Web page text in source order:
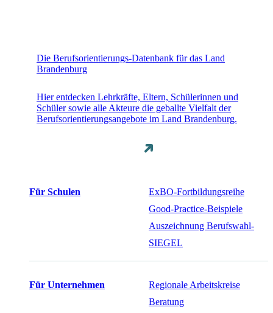
Die Berufsorientierungs-Datenbank für das Land
Brandenburg
Hier entdecken Lehrkräfte, Eltern, Schülerinnen und
Schüler sowie alle Akteure die geballte Vielfalt der
Berufsorientierungsangebote im Land Brandenburg.
Für Schulen
ExBO-Fortbildungsreihe
Good-Practice-Beispiele
Auszeichnung Berufswahl-
SIEGEL
Für Unternehmen
Regionale Arbeitskreise
Beratung